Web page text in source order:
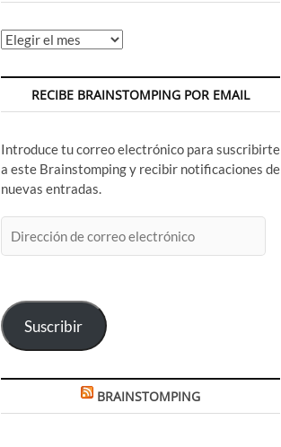
Archivos
RECIBE BRAINSTOMPING POR EMAIL
Introduce tu correo electrónico para suscribirte
a este Brainstomping y recibir notificaciones de
nuevas entradas.
de
Suscribir
BRAINSTOMPING